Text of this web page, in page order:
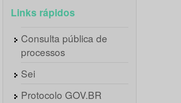
Links rápidos
Consulta pública de
processos
Sei
Protocolo GOV.BR